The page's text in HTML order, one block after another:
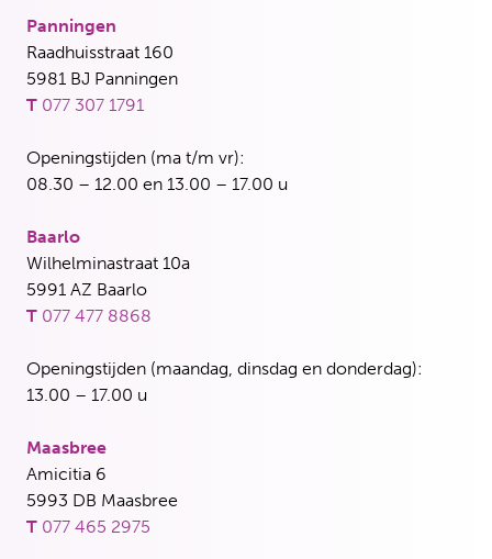
Panningen
Raadhuisstraat 160
5981 BJ Panningen
T 077 307 1791
Openingstijden (ma t/m vr):
08.30 – 12.00 en 13.00 – 17.00 u
Baarlo
Wilhelminastraat 10a
5991 AZ Baarlo
T 077 477 8868
Openingstijden (maandag, dinsdag en donderdag):
13.00 – 17.00 u
Maasbree
Amicitia 6
5993 DB Maasbree
T 077 465 2975